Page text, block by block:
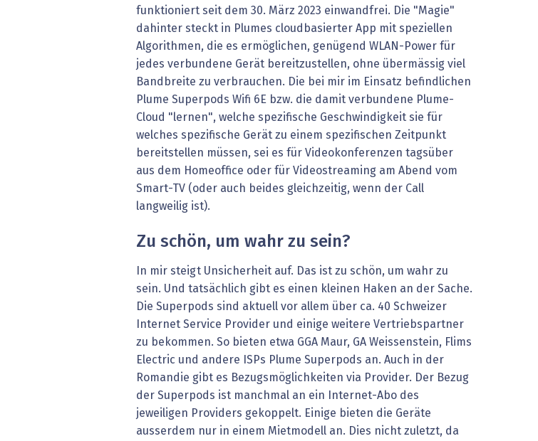
funktioniert seit dem 30. März 2023 einwandfrei. Die "Magie"
dahinter steckt in Plumes cloudbasierter App mit speziellen
Algorithmen, die es ermöglichen, genügend WLAN-Power für
jedes verbundene Gerät bereitzustellen, ohne übermässig viel
Bandbreite zu verbrauchen. Die bei mir im Einsatz befindlichen
Plume Superpods Wifi 6E bzw. die damit verbundene Plume-
Cloud "lernen", welche spezifische Geschwindigkeit sie für
welches spezifische Gerät zu einem spezifischen Zeitpunkt
bereitstellen müssen, sei es für Videokonferenzen tagsüber
aus dem Homeoffice oder für Videostreaming am Abend vom
Smart-TV (oder auch beides gleichzeitig, wenn der Call
langweilig ist).
Zu schön, um wahr zu sein?
In mir steigt Unsicherheit auf. Das ist zu schön, um wahr zu
sein. Und tatsächlich gibt es einen kleinen Haken an der Sache.
Die Superpods sind aktuell vor allem über ca. 40 Schweizer
Internet Service Provider und einige weitere Vertriebspartner
zu bekommen. So bieten etwa GGA Maur, GA Weissenstein, Flims
Electric und andere ISPs Plume Superpods an. Auch in der
Romandie gibt es Bezugsmöglichkeiten via Provider. Der Bezug
der Superpods ist manchmal an ein Internet-Abo des
jeweiligen Providers gekoppelt. Einige bieten die Geräte
ausserdem nur in einem Mietmodell an. Dies nicht zuletzt, da